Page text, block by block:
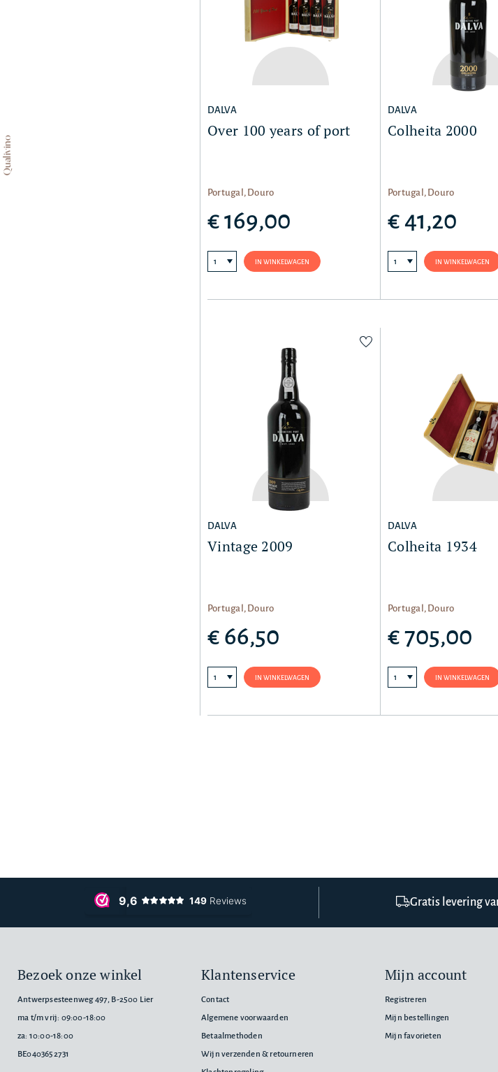
Qualivino
DALVA
Over 100 years of port
Portugal, Douro
€ 169,00
IN WINKELWAGEN
DALVA
Colheita 2000
Portugal, Douro
€ 41,20
IN WINKELWAGEN
DALVA
Vintage 2009
Portugal, Douro
€ 66,50
IN WINKELWAGEN
DALVA
Colheita 1934
Portugal, Douro
€ 705,00
IN WINKELWAGEN
Gratis levering
Bezoek onze winkel
Antwerpsesteenweg 497, B-2500 Lier
ma t/m vrij: 09:00-18:00
za: 10:00-18:00
BE0403652731
Klantenservice
Contact
Algemene voorwaarden
Betaalmethoden
Wijn verzenden & retourneren
Mijn account
Registreren
Mijn bestellingen
Mijn favorieten